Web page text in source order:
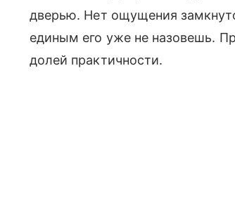
дверью. Нет ощущения
единым его уже не назовешь.
долей практичности.